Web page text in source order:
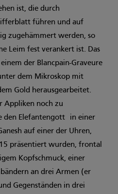
ist, die durch
führen und auf
zugehämmert werden, so
Leim fest verankert ist. Das
der Blancpain-Graveure
dem Mikroskop mit
Gold herausgearbeitet.
Appliken noch zu
den Elefantengott in einer
auf einer der Uhren,
präsentiert wurden, frontal
Kopfschmuck, einer
an drei Armen (er
Gegenständen in drei